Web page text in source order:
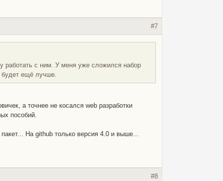
#7
работать с ним. У меня уже сложился набор
ещё лучше.
а точнее не косался web разработки
пособий.
На github только версия 4.0 и выше...
#8